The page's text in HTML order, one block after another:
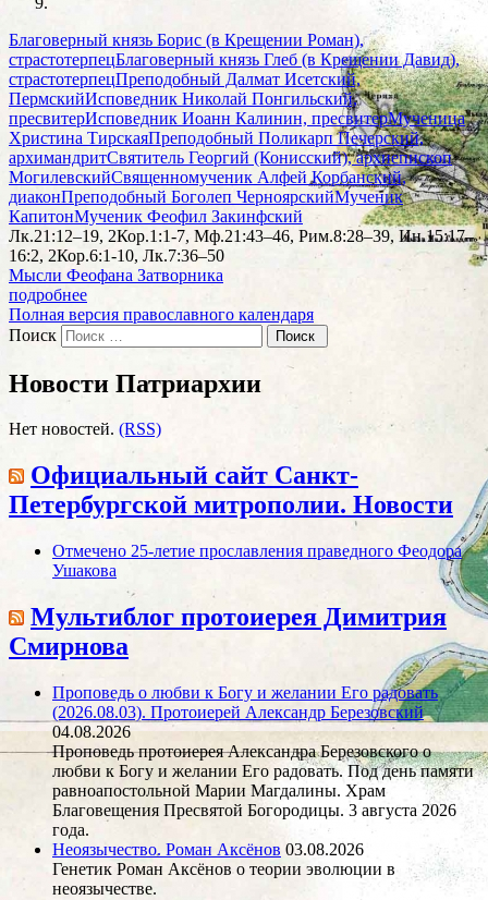
Благоверный князь Борис (в Крещении Роман),
страстотерпецБлаговерный князь Глеб (в Крещении Давид),
страстотерпецПреподобный Далмат Исетский,
ПермскийИсповедник Николай Понгильский,
пресвитерИсповедник Иоанн Калинин, пресвитерМученица
Христина ТирскаяПреподобный Поликарп Печерский,
архимандритСвятитель Георгий (Конисский), архиепископ
МогилевскийСвященномученик Алфей Корбанский,
диаконПреподобный Боголеп ЧерноярскийМученик
КапитонМученик Феофил Закинфский
Лк.21:12–19, 2Кор.1:1-7, Мф.21:43–46, Рим.8:28–39, Ин.15:17–
16:2, 2Кор.6:1-10, Лк.7:36–50
Мысли Феофана Затворника
подробнее
Полная версия православного календаря
Поиск
Новости Патриархии
Нет новостей. (RSS)
Официальный сайт Санкт-
Петербургской митрополии. Новости
Отмечено 25-летие прославления праведного Феодора
Ушакова
Мультиблог протоиерея Димитрия
Смирнова
Проповедь о любви к Богу и желании Его радовать
(2026.08.03). Протоиерей Александр Березовский
04.08.2026
Проповедь протоиерея Александра Березовского о
любви к Богу и желании Его радовать. Под день памяти
равноапостольной Марии Магдалины. Храм
Благовещения Пресвятой Богородицы. 3 августа 2026
года.
Неоязычество. Роман Аксёнов 03.08.2026
Генетик Роман Аксёнов о теории эволюции в
неоязычестве.